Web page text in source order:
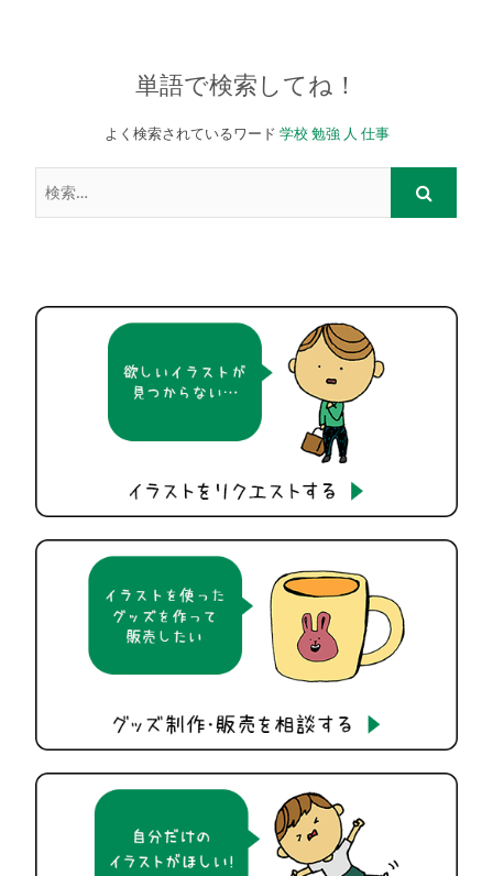
単語で検索してね！
よく検索されているワード 学校 勉強 人 仕事